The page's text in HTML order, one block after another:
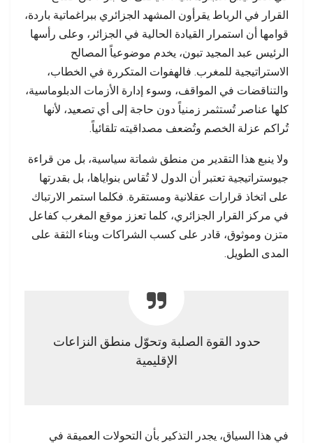
القرار في الرباط يقرأون المشهد الجزائري ببراغماتية باردة،
قوامها أن استمرار القيادة الحالية في الجزائر، وعلى رأسها
الرئيس عبد المجيد تبون، يخدم موضوعياً المصالح
الاستراتيجية للمغرب. فالهفوات المتكررة في الخطاب،
والتناقضات في المواقف، وسوء إدارة الأزمات الدبلوماسية،
كلها عناصر تُستثمر زمنياً دون حاجة إلى أي تصعيد، لأنها
تُراكم عزلة الخصم وتُضعف مصداقيته تلقائياً.
ولا ينبع هذا التقدير من منطق شماتة سياسية، بل من قراءة
جيوستراتيجية تعتبر أن الدول لا تُقاس بنواياها، بل بقدرتها
على اتخاذ قرارات عقلانية ومستقرة. فكلما استمر الارتباك
في مركز القرار الجزائري، كلما تعزز موقع المغرب كفاعل
متزن وموثوق، قادر على كسب الشراكات وبناء الثقة على
المدى الطويل.
حدود القوة الصلبة وتحوّل منطق النزاعات
الإقليمية
في هذا السياق، يجدر التذكير بأن التحولات العميقة في